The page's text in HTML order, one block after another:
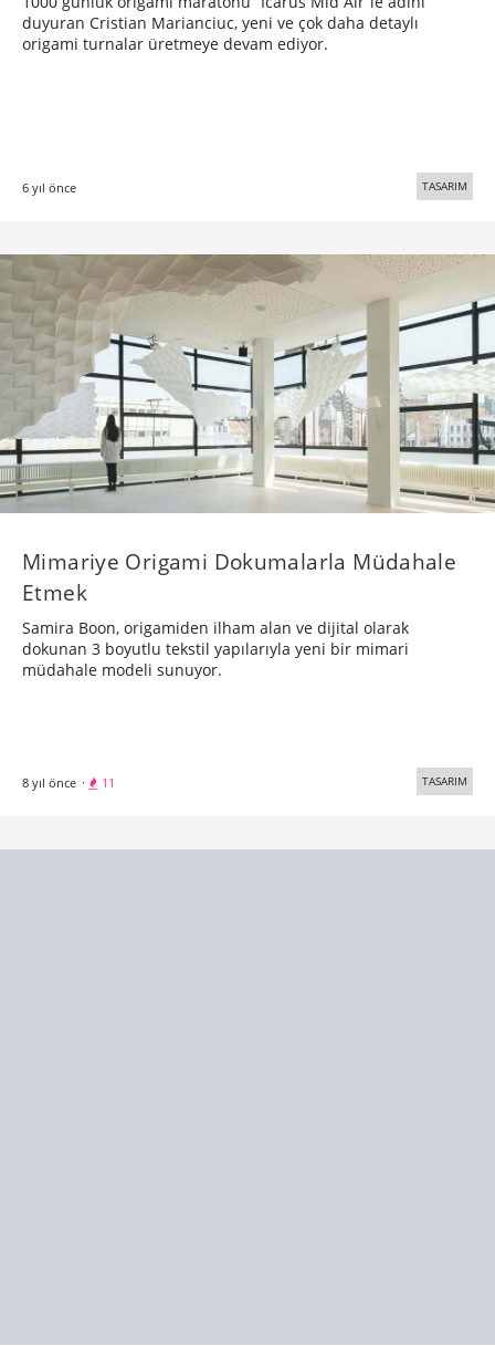
duyuran Cristian Marianciuc, yeni ve çok daha detaylı
origami turnalar üretmeye devam ediyor.
6 yıl önce TASARIM
Mimariye Origami Dokumalarla Müdahale
Etmek
Samira Boon, origamiden ilham alan ve dijital olarak
dokunan 3 boyutlu tekstil yapılarıyla yeni bir mimari
müdahale modeli sunuyor.
8 yıl önce · 11 TASARIM